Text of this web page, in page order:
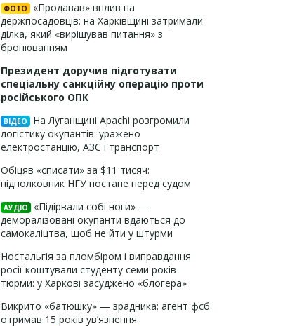
ФОТО
«Продавав» вплив на
держпосадовців: на Харківщині затримали
ділка, який «вирішував питання» з
бронюванням
Президент доручив підготувати
спеціальну санкційну операцію проти
російського ОПК
ВІДЕО
На Луганщині Apachi розгромили
логістику окупантів: уражено
електростанцію, АЗС і транспорт
Обіцяв «списати» за $11 тисяч:
підполковник НГУ постане перед судом
АУДІО
«Підірвали собі ноги» —
деморалізовані окупанти вдаються до
самокаліцтва, щоб не йти у штурми
Ностальгія за пломбіром і виправдання
росії коштували студенту семи років
тюрми: у Харкові засуджено «блогера»
Викрито «батюшку» — зрадника: агент фсб
отримав 15 років ув’язнення